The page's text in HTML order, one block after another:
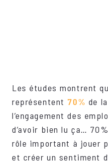
Les études montrent
représentent 70% de
l’engagement des
d’avoir bien lu ça…
rôle important à jouer
et créer un sentiment